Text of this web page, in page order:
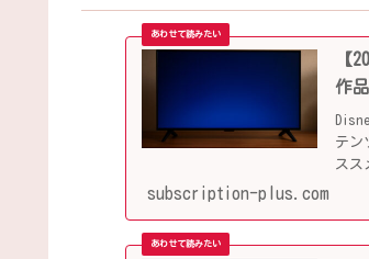
【
作
テン
スス
subscription-plus.com